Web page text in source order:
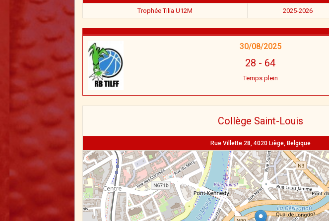
Trophée Tilia U12M 2025-2026
30/08/2025
28 - 64
Temps plein
Collège Saint-Louis
Rue Villette 28, 4020 Liège, Belgique